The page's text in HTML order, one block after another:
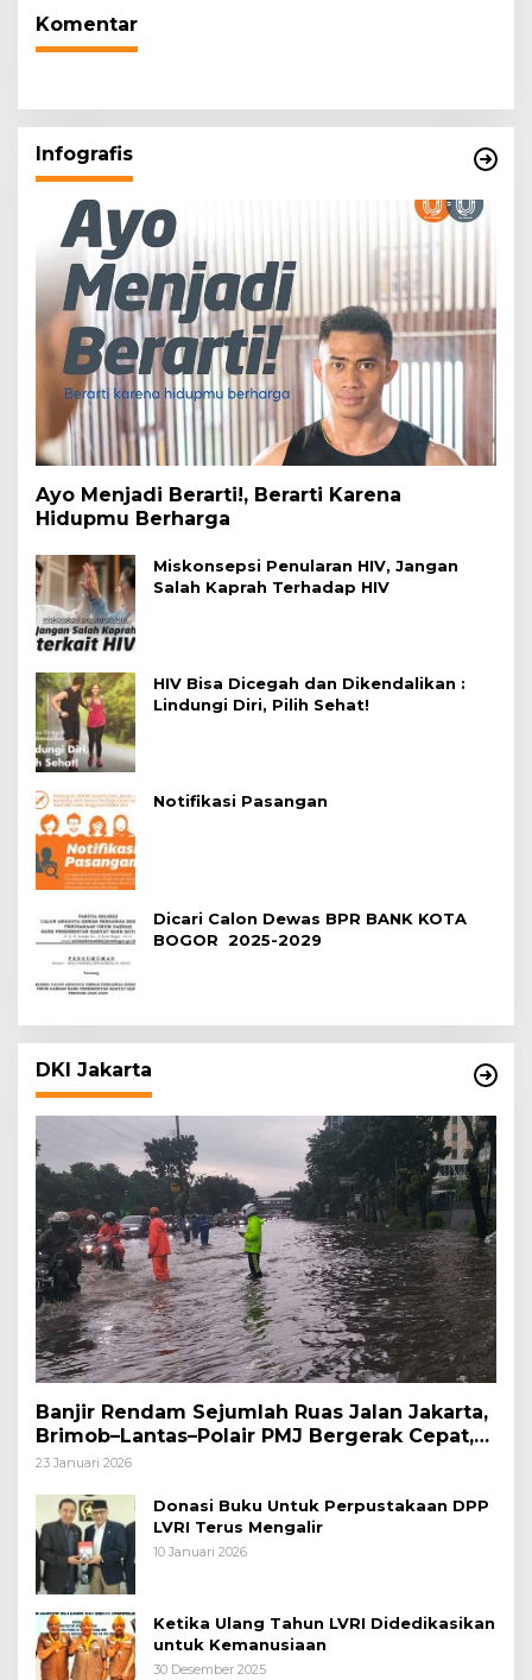
Komentar
Infografis
Ayo Menjadi Berarti!, Berarti Karena
Hidupmu Berharga
Miskonsepsi Penularan HIV, Jangan
Salah Kaprah Terhadap HIV
HIV Bisa Dicegah dan Dikendalikan :
Lindungi Diri, Pilih Sehat!
Notifikasi Pasangan
Dicari Calon Dewas BPR BANK KOTA
BOGOR 2025-2029
DKI Jakarta
Banjir Rendam Sejumlah Ruas Jalan Jakarta,
Brimob–Lantas–Polair PMJ Bergerak Cepat,
Polri Siagakan 128.247 Personel Secara
23 Januari 2026
Donasi Buku Untuk Perpustakaan DPP
LVRI Terus Mengalir
10 Januari 2026
Ketika Ulang Tahun LVRI Didedikasikan
untuk Kemanusiaan
30 Desember 2025